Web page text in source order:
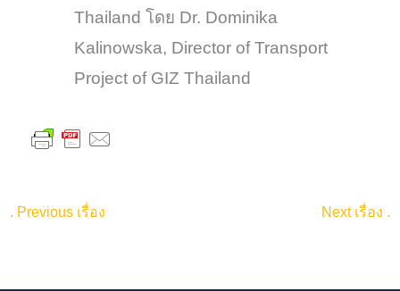
Thailand โดย Dr. Dominika
Kalinowska, Director of Transport
Project of GIZ Thailand
. Previous เรื่อง Next เรื่อง .